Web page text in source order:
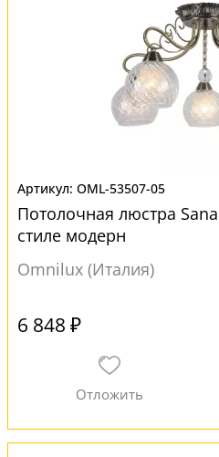
OML-53507-05
Потолочная люстра
стиле модерн
Omnilux (Италия)
6 848 ₽